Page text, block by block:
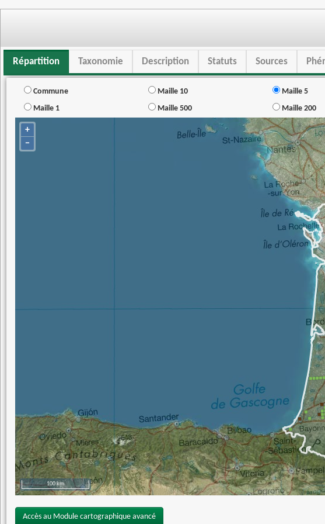
Répartition Taxonomie Description Statuts Sources
Commune Maille 10 Maille 5
Maille 1
Maille 500 Maille 200
+
−
100 km
Accès au Module cartographique avancé